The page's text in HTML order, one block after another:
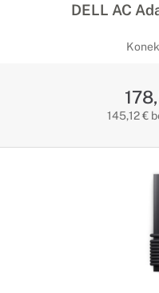
DELL AC
145,12 €